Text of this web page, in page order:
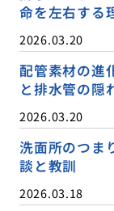
命を左右する
2026.03.20
配管素材の進
と排水管の隠
2026.03.20
洗面所のつま
談と教訓
2026.03.18